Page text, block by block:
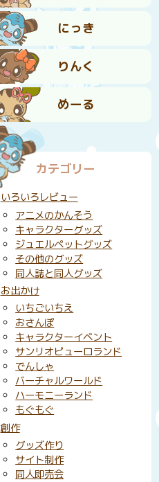
にっき
りんく
めーる
カテゴリー
いろいろレビュー
アニメのかんそう
キャラクターグッズ
ジュエルペットグッズ
その他のグッズ
同人誌と同人グッズ
お出かけ
いちごいちえ
おさんぽ
キャラクターイベント
サンリオピューロランド
でんしゃ
バーチャルワールド
ハーモニーランド
もぐもぐ
創作
グッズ作り
サイト制作
同人即売会